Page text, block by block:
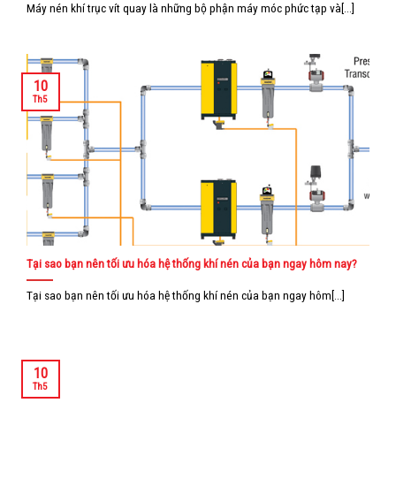
Máy nén khí trục vít quay là những bộ phận máy móc phức tạp và[...]
Tại sao bạn nên tối ưu hóa hệ thống khí nén của bạn ngay hôm nay?
Tại sao bạn nên tối ưu hóa hệ thống khí nén của bạn ngay hôm[...]
10
Th5
10
Th5